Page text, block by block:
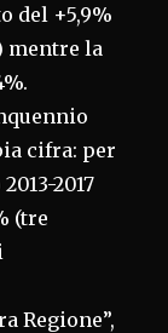
del +5,9%
mentre la
cifra: per
2017
(tre
Regione”,